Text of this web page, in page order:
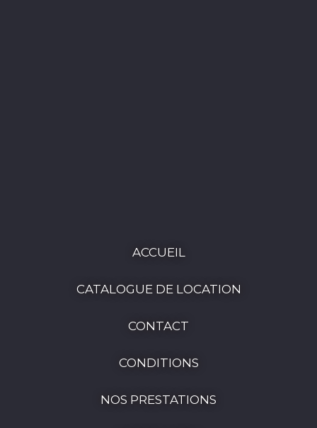
ACCUEIL
CATALOGUE DE LOCATION
CONTACT
CONDITIONS
NOS PRESTATIONS